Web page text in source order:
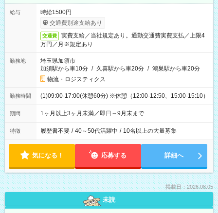
給与
時給1500円
交通費別途支給あり
交通費
実費支給／当社規定あり。通勤交通費実費支払／上限4
万円／月※規定あり
勤務地
埼玉県加須市
加須駅から車10分 / 久喜駅から車20分 / 鴻巣駅から車20分
物流・ロジスティクス
勤務時間 (1)09:00-17:00(休憩60分) ※休憩（12:00-12:50、15:00-15:10）
期間 1ヶ月以上3ヶ月未満／即日～9月末まで
特徴 履歴書不要 / 40～50代活躍中 / 10名以上の大量募集
気になる！ 応募する 詳細へ
掲載日：2026.08.05
未読